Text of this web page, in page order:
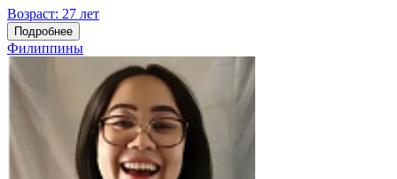
Возраст: 27 лет
Подробнее
Филиппины